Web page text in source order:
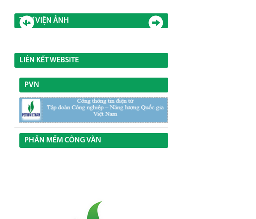
THƯ VIỆN ẢNH
LIÊN KẾT WEBSITE
PVN
PHẦN MỀM CÔNG VĂN